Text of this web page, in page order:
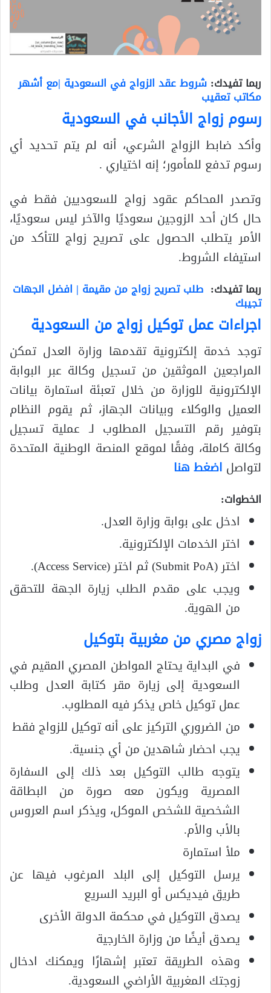
ربما تفيدك: شروط عقد الزواج في السعودية |مع أشهر
مكاتب تعقيب
رسوم زواج الأجانب في السعودية
وأكد ضابط الزواج الشرعي، أنه لم يتم تحديد أي
رسوم تدفع للمأمور؛ إنه اختياري .
وتصدر المحاكم عقود زواج للسعوديين فقط في
حال كان أحد الزوجين سعوديًا والآخر ليس سعوديًا،
الأمر يتطلب الحصول على تصريح زواج للتأكد من
استيفاء الشروط.
ربما تفيدك: طلب تصريح زواج من مقيمة | افضل الجهات
تجيبك
اجراءات عمل توكيل زواج من السعودية
توجد خدمة إلكترونية تقدمها وزارة العدل تمكن
المراجعين الموثقين من تسجيل وكالة عبر البوابة
الإلكترونية للوزارة من خلال تعبئة استمارة بيانات
العميل والوكلاء وبيانات الجهاز، ثم يقوم النظام
بتوفير رقم التسجيل المطلوب لـ عملية تسجيل
وكالة كاملة، وفقًا لموقع المنصة الوطنية المتحدة
لتواصل اضغط هنا
الخطوات:
ادخل على بوابة وزارة العدل.
اختر الخدمات الإلكترونية.
اختر (Submit PoA) ثم اختر (Access Service).
ويجب على مقدم الطلب زيارة الجهة للتحقق
من الهوية.
زواج مصري من مغربية بتوكيل
في البداية يحتاج المواطن المصري المقيم في
السعودية إلى زيارة مقر كتابة العدل وطلب
عمل توكيل خاص يذكر فيه المطلوب.
من الضروري التركيز على أنه توكيل للزواج فقط
يجب احضار شاهدين من أي جنسية.
يتوجه طالب التوكيل بعد ذلك إلى السفارة
المصرية ويكون معه صورة من البطاقة
الشخصية للشخص الموكل، ويذكر اسم العروس
بالأب والأم.
ملأ استمارة
يرسل التوكيل إلى البلد المرغوب فيها عن
طريق فيديكس أو البريد السريع
يصدق التوكيل في محكمة الدولة الأخرى
يصدق أيضًا من وزارة الخارجية
وهذه الطريقة تعتبر إشهارًا ويمكنك ادخال
زوجتك المغربية الأراضي السعودية.